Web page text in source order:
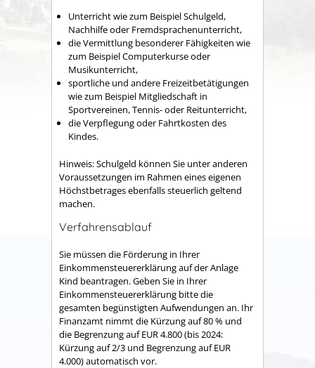
Unterricht wie zum Beispiel Schulgeld,
Nachhilfe oder Fremdsprachenunterricht,
die Vermittlung besonderer Fähigkeiten wie
zum Beispiel Computerkurse oder
Musikunterricht,
sportliche und andere Freizeitbetätigungen
wie zum Beispiel Mitgliedschaft in
Sportvereinen, Tennis- oder Reitunterricht,
die Verpflegung oder Fahrtkosten des
Kindes.
Hinweis: Schulgeld können Sie unter anderen
Voraussetzungen im Rahmen eines eigenen
Höchstbetrages ebenfalls steuerlich geltend
machen.
Verfahrensablauf
Sie müssen die Förderung in Ihrer
Einkommensteuererklärung auf der Anlage
Kind beantragen. Geben Sie in Ihrer
Einkommensteuererklärung bitte die
gesamten begünstigten Aufwendungen an. Ihr
Finanzamt nimmt die Kürzung auf 80 % und
die Begrenzung auf EUR 4.800 (bis 2024:
Kürzung auf 2/3 und Begrenzung auf EUR
4.000) automatisch vor.